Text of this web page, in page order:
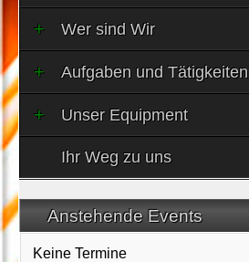
Wer sind Wir
Aufgaben und Tätigkeiten
Unser Equipment
Ihr Weg zu uns
Anstehende Events
Keine Termine